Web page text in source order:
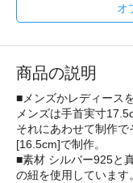
オ
商品の説明
■メンズかレディース
メンズは手首実寸
それにあわせて制作
[16.5cm]で制作。
■素材 シルバー925と
の紐を使用しています。